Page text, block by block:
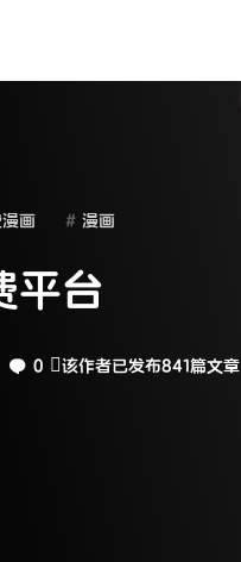
画 漫画
平台
0 该作者已发布841篇文章